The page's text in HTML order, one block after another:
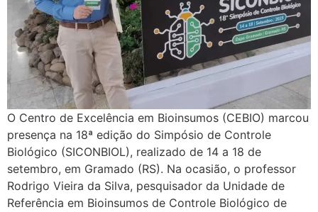
O Centro de Excelência em Bioinsumos (CEBIO) marcou
presença na 18ª edição do Simpósio de Controle
Biológico (SICONBIOL), realizado de 14 a 18 de
setembro, em Gramado (RS). Na ocasião, o professor
Rodrigo Vieira da Silva, pesquisador da Unidade de
Referência em Bioinsumos de Controle Biológico de